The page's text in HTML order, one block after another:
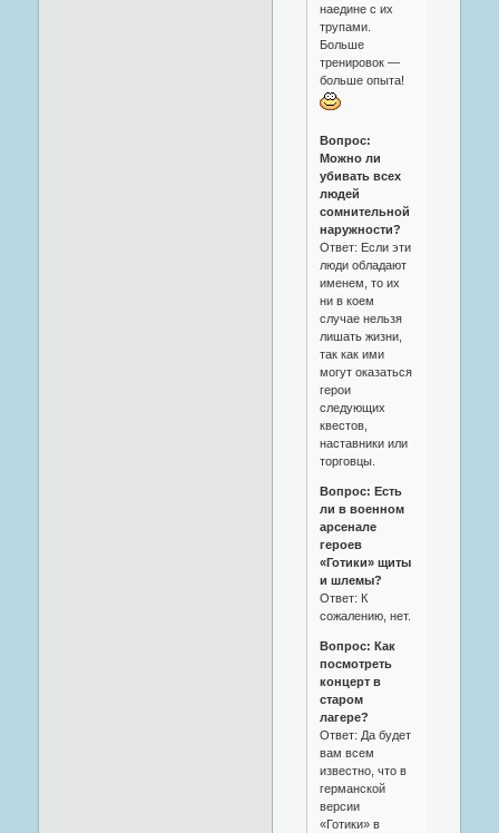
наедине с их
трупами.
Больше
тренировок —
больше опыта!
Вопрос:
Можно ли
убивать всех
людей
сомнительной
наружности?
Ответ: Если эти
люди обладают
именем, то их
ни в коем
случае нельзя
лишать жизни,
так как ими
могут оказаться
герои
следующих
квестов,
наставники или
торговцы.
Вопрос: Есть
ли в военном
арсенале
героев
«Готики» щиты
и шлемы?
Ответ: К
сожалению, нет.
Вопрос: Как
посмотреть
концерт в
старом
лагере?
Ответ: Да будет
вам всем
известно, что в
германской
версии
«Готики» в